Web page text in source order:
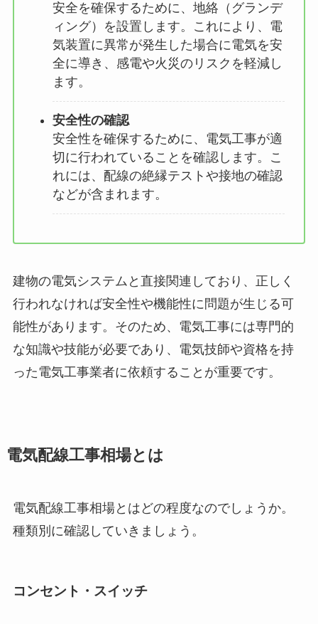
安全を確保するために、地絡（グランデ
ィング）を設置します。これにより、電
気装置に異常が発生した場合に電気を安
全に導き、感電や火災のリスクを軽減し
ます。
安全性の確認
安全性を確保するために、電気工事が適
切に行われていることを確認します。こ
れには、配線の絶縁テストや接地の確認
などが含まれます。
建物の電気システムと直接関連しており、正しく
行われなければ安全性や機能性に問題が生じる可
能性があります。そのため、電気工事には専門的
な知識や技能が必要であり、電気技師や資格を持
った電気工事業者に依頼することが重要です。
電気配線工事相場とは
電気配線工事相場とはどの程度なのでしょうか。
種類別に確認していきましょう。
コンセント・スイッチ